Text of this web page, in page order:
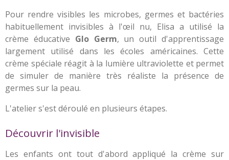
Pour rendre visibles les microbes, germes et bactéries
habituellement invisibles à l'œil nu, Elisa a utilisé la
crème éducative Glo Germ, un outil d'apprentissage
largement utilisé dans les écoles américaines. Cette
crème spéciale réagit à la lumière ultraviolette et permet
de simuler de manière très réaliste la présence de
germes sur la peau.
L'atelier s'est déroulé en plusieurs étapes.
Découvrir l'invisible
Les enfants ont tout d'abord appliqué la crème sur